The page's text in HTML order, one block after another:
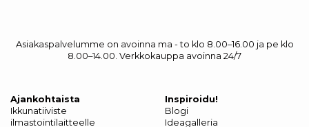
Asiakaspalvelumme on avoinna ma - to klo 8.00–16.00 ja pe klo
8.00–14.00. Verkkokauppa avoinna 24/7
Ajankohtaista
Ikkunatiiviste
ilmastointilaitteelle
Inspiroidu!
Blogi
Ideagalleria